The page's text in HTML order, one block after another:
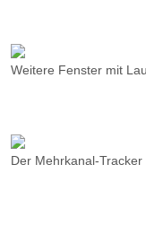
Weitere Fenster mit
Der Mehrkanal-